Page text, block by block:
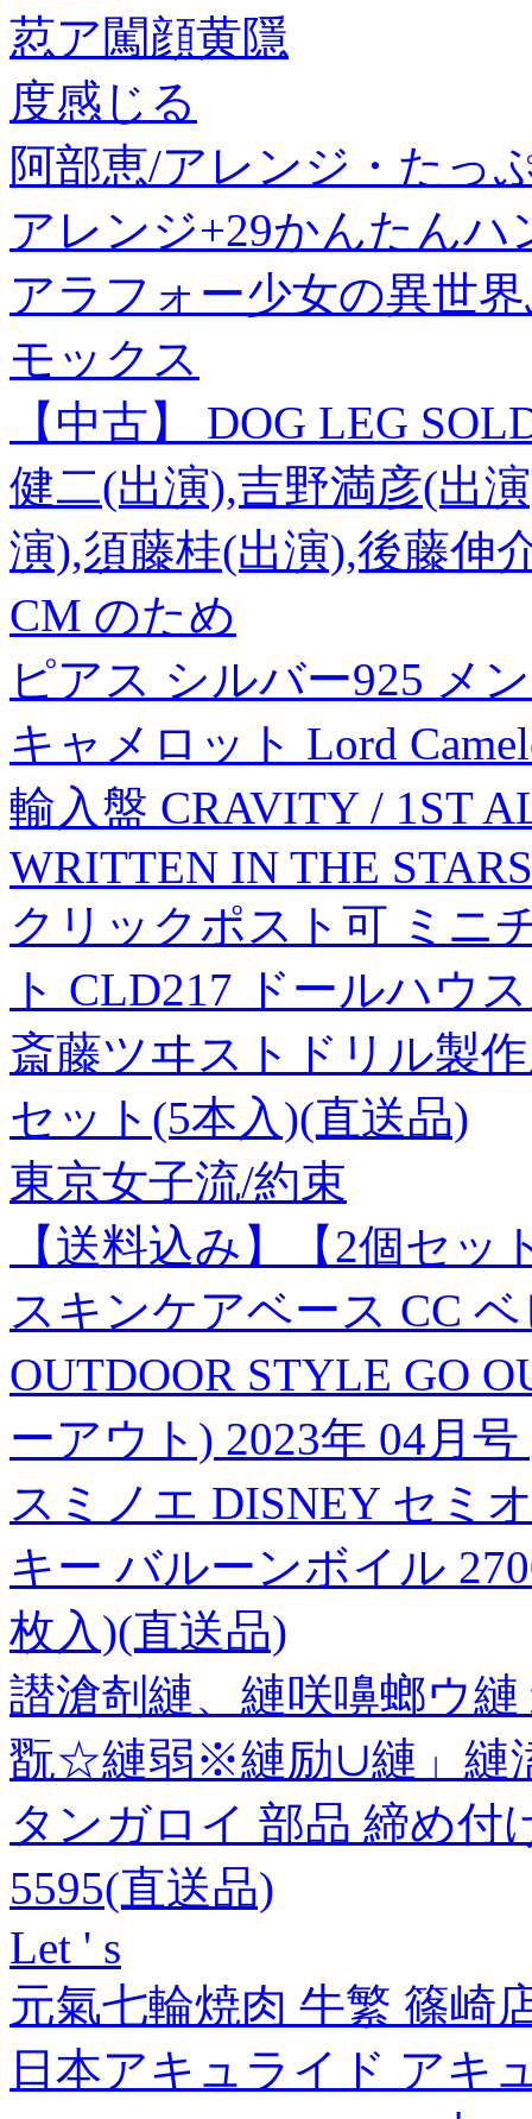
荵ア闖顔黄隱
度感じる
阿部恵/アレンジ・たっ
アレンジ+29かんたんハ
アラフォー少女の異世
モックス
【中古】 DOG LEG
健二(出演),吉野満彦(出
演),須藤桂(出演),後藤伸
CM のため
ピアス シルバー925 メ
キャメロット Lord
輸入盤 CRAVITY / 1ST
WRITTEN IN THE
クリックポスト可 ミニ
ト CLD217 ドールハウ
斎藤ツヰストドリル製
セット(5本入)(直送品)
東京女子流/約束
【送料込み】【2個セ
スキンケアベース CC
OUTDOOR STYLE GO
ーアウト) 2023年 04月
スミノエ DISNEY セミ
キー バルーンボイル
枚入)(直送品)
譛滄剞縺、縺咲嚊螂ウ
翫☆縺弱※縺励∪縺」縺
タンガロイ 部品 締め付
5595(直送品)
Let ' s
元氣七輪焼肉 牛繁 篠崎
日本アキュライド アキ